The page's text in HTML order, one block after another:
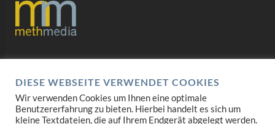
Datenschutz
Impressum
AGB
DIESE WEBSEITE VERWENDET COOKIES
Wir verwenden Cookies um Ihnen eine optimale
Benutzererfahrung zu bieten. Hierbei handelt es sich um
kleine Textdateien, die auf Ihrem Endgerät abgelegt werden.